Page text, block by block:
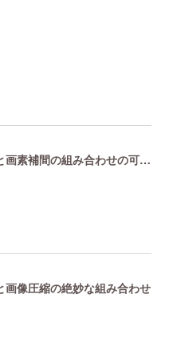
その他30- デコンボリューションと画素補間の組み合わせの可能性
像圧縮の絶妙な組み合わせ